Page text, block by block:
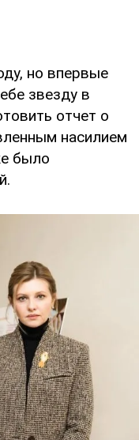
но впервые
звезду в
отчет о
насилием
было